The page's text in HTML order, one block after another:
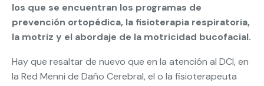
los que se encuentran los programas de
prevención ortopédica, la fisioterapia respiratoria,
la motriz y el abordaje de la motricidad bucofacial.
Hay que resaltar de nuevo que en la atención al DCI, en
la Red Menni de Daño Cerebral, el o la fisioterapeuta